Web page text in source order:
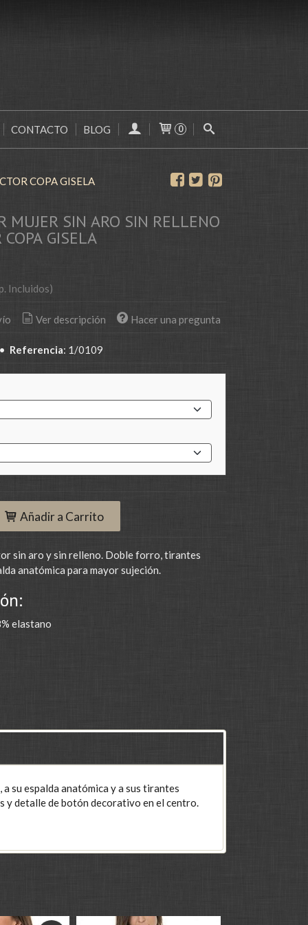
CONTACTO BLOG 0
COPA GISELA
MUJER SIN ARO SIN RELLENO
COPA GISELA
Incluidos)
Ver descripción Hacer una pregunta
Referencia: 1/0109
Añadir a Carrito
sin aro y sin relleno. Doble forro, tirantes
anatómica para mayor sujeción.
elastano
su espalda anatómica y a sus tirantes
y detalle de botón decorativo en el centro.